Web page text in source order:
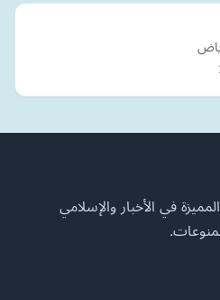
في الأخبار والإسلامي